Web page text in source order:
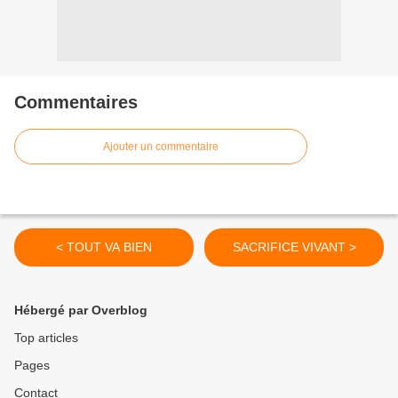
Commentaires
Ajouter un commentaire
< TOUT VA BIEN SACRIFICE VIVANT >
Hébergé par Overblog
Top articles
Pages
Contact